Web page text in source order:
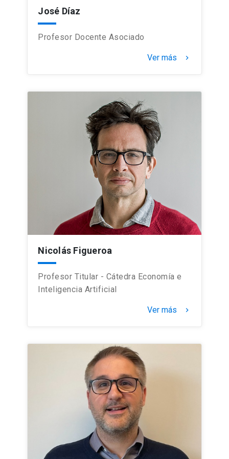
José Díaz
Profesor Docente Asociado
Ver más keyboard_arrow_right
Nicolás Figueroa
Profesor Titular - Cátedra Economía e
Inteligencia Artificial
Ver más keyboard_arrow_right